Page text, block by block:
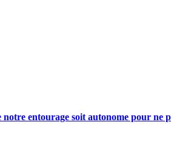
entourage soit autonome pour ne